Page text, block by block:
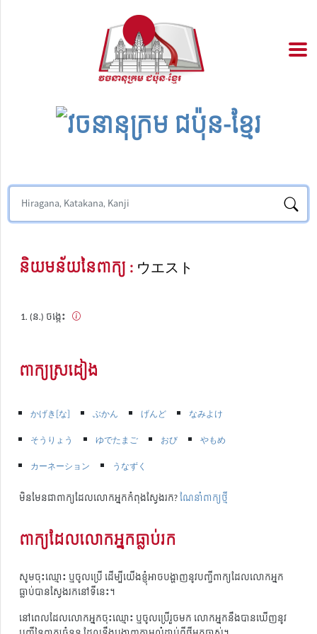
និយមន័យនៃពាក្យ :ウエスト
(ន.) ចង្កេះ
ពាក្យស្រដៀង
かげき[な] ぶかん げんど
なみよけ
そうりょう
ゆでたまご おび
やもめ
カーネーション
うなずく
មិនមែនជាពាក្យដែលលោកអ្នកកំពុងស្វែងរក?ណែនាំពាក្យថ្មី
ពាក្យដែលលោកអ្នកធ្លាប់រក
សូមចុះឈ្មោះ ឬចូលប្រើ ដើម្បីយើងខ្ញុំអាចបង្ហាញនូវបញ្ជីពាក្យដែលលោកអ្នក
ធ្លាប់បានស្វែងរកនៅទីនេះ។
នៅពេលដែលលោកអ្នកចុះឈ្មោះ ឬចូលប្រើរួចមក លោកអ្នកនឹងបានឃើញនូវ